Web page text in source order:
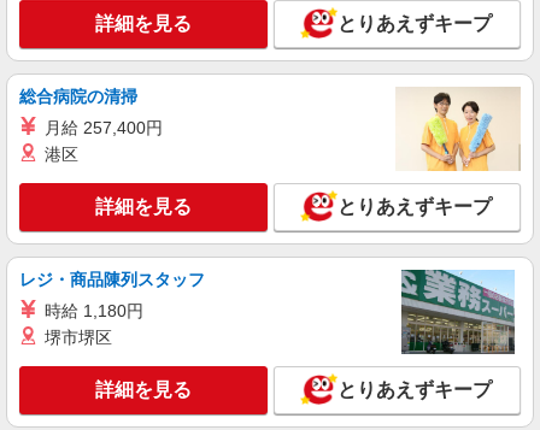
キープ 詳細を見る
派遣社員
株式会社kotrio /●UT-H-1876080
デイサービスSTAFF｜面接なし！履歴書不
時給1500円〜2125円 ＜日払い有/週払い有/交
通費全支給(ガソリン代含む)＞
栃木市 ◆来社不要
キープ 詳細を見る
アルバイト パート 派遣社員 紹介予定派遣
日研トータルソーシング株式会社 メディカルケア事業部/宇都宮オフ
ィス
詳細を見る とりあえずキープ
総合病院の清掃
月給 257,400円
港区
詳細を見る とりあえずキープ
レジ・商品陳列スタッフ
時給 1,180円
堺市堺区
詳細を見る とりあえずキープ